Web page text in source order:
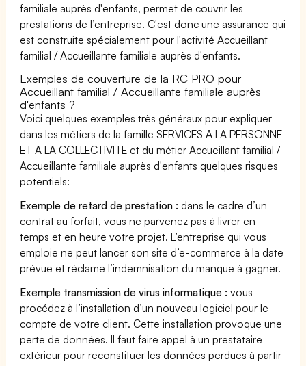
familiale auprès d'enfants, permet de couvrir les
prestations de l’entreprise. C'est donc une assurance qui
est construite spécialement pour l'activité Accueillant
familial / Accueillante familiale auprès d'enfants.
Exemples de couverture de la RC PRO pour
Accueillant familial / Accueillante familiale auprès
d'enfants ?
Voici quelques exemples très généraux pour expliquer
dans les métiers de la famille SERVICES A LA PERSONNE
ET A LA COLLECTIVITE et du métier Accueillant familial /
Accueillante familiale auprès d'enfants quelques risques
potentiels:
Exemple de retard de prestation : dans le cadre d’un
contrat au forfait, vous ne parvenez pas à livrer en
temps et en heure votre projet. L’entreprise qui vous
emploie ne peut lancer son site d’e-commerce à la date
prévue et réclame l’indemnisation du manque à gagner.
Exemple transmission de virus informatique : vous
procédez à l’installation d’un nouveau logiciel pour le
compte de votre client. Cette installation provoque une
perte de données. Il faut faire appel à un prestataire
extérieur pour reconstituer les données perdues à partir